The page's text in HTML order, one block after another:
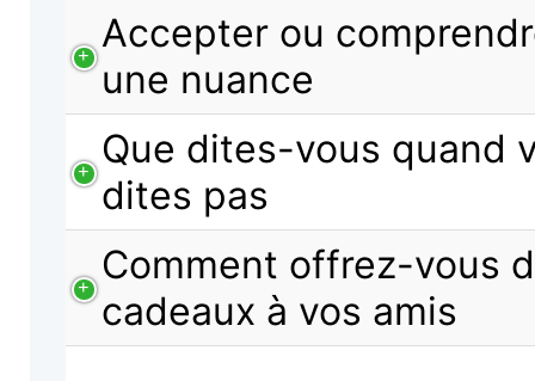
Accepter ou
une nuance
Que dites-vous quand
dites pas
Comment offrez-vous
cadeaux à vos amis